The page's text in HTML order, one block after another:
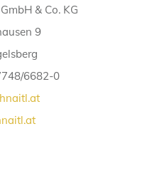
& Co. KG
9
6682-0